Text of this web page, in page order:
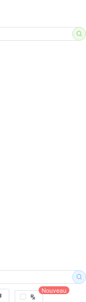
Nouveau